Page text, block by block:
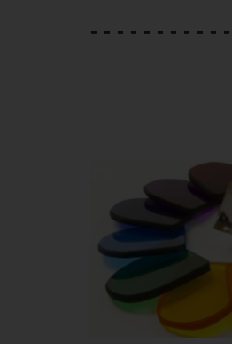
- - - - - - - - - -